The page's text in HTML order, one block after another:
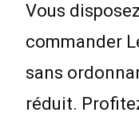
Vous
commander
sans
réduit.